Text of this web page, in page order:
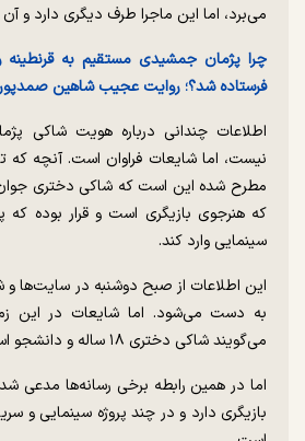
می‌برد، اما این ماجرا طرف دیگری دارد و
فرستاده شد؟؛ روایت عجیب شاهین صمدپور
اطلاعات چندانی درباره هویت شاکی
نیست، اما شایعات فراوان است. آنچه که
که هنرجوی بازیگری است و قرار بوده که
سینمایی وارد کند.
این اطلاعات از صبح دوشنبه در سایت‌ها
به دست می‌شود. اما شایعات در این
می‌گویند شاکی دختری ۱۸ ساله و دانشجو است.
اما در همین رابطه برخی رسانه‌ها مدعی
بازیگری دارد و در چند پروژه سینمایی و